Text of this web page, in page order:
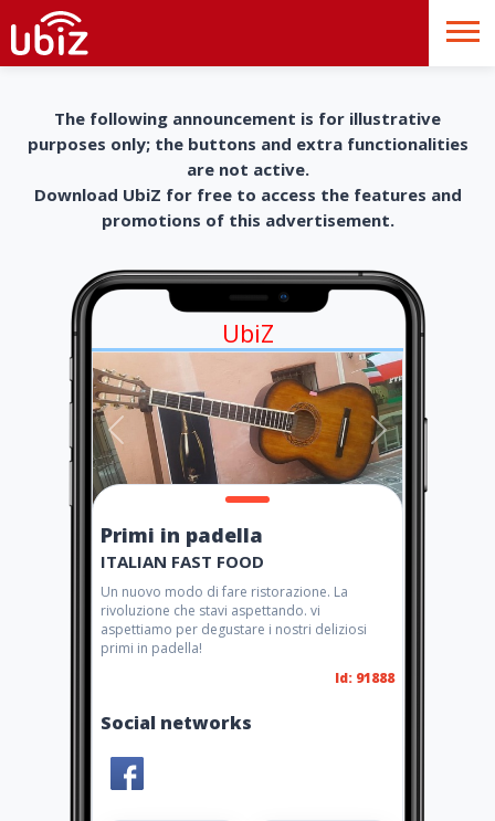
The following announcement is for illustrative
purposes only; the buttons and extra functionalities
are not active.
Download UbiZ for free to access the features and
promotions of this advertisement.
UbiZ
Primi in padella
ITALIAN FAST FOOD
Un nuovo modo di fare ristorazione. La
rivoluzione che stavi aspettando. vi
aspettiamo per degustare i nostri deliziosi
primi in padella!
Id: 91888
Social networks